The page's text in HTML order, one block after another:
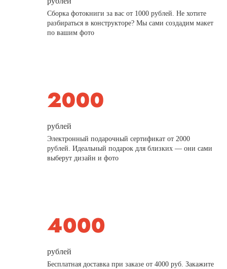
Сборка фотокниги за вас от 1000 рублей. Не хотите
разбираться в конструкторе? Мы сами создадим макет
по вашим фото
рублей
Электронный подарочный сертификат от 2000
рублей. Идеальный подарок для близких — они сами
выберут дизайн и фото
рублей
Бесплатная доставка при заказе от 4000 руб. Закажите